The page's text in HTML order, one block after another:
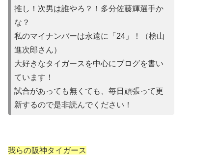
推し！次男は誰やろ？！多分佐藤輝選手か
な？
私のマイナンバーは永遠に「24」！（桧山
進次郎さん）
大好きなタイガースを中心にブログを書い
ています！
試合があって も無くても、毎日頑張って更
新するので是非読んでください！
我らの阪神タイガース